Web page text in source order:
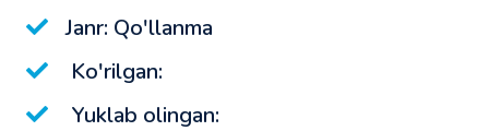
Janr: Qo'llanma
Ko'rilgan:
Yuklab olingan: